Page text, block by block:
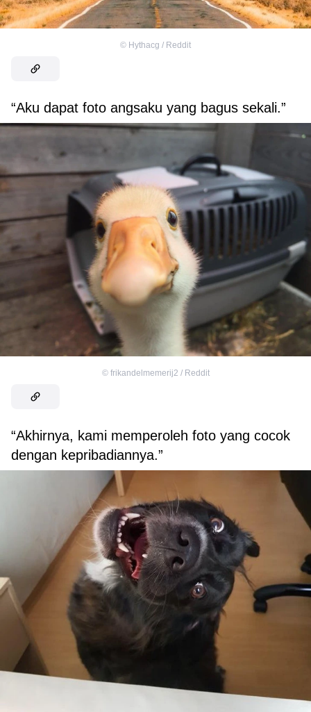
© Hythacg / Reddit
“Aku dapat foto angsaku yang bagus sekali.”
© frikandelmemerij2 / Reddit
“Akhirnya, kami memperoleh foto yang cocok
dengan kepribadiannya.”